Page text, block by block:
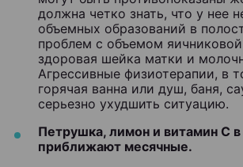
должна четко знать, что у нее
объемных образований в
проблем с объемом
здоровая шейка матки и
Агрессивные физиотерапии, в
горячая ванна или душ, баня,
серьезно ухудшить ситуацию.
Петрушка, лимон и витамин С
приближают месячные.